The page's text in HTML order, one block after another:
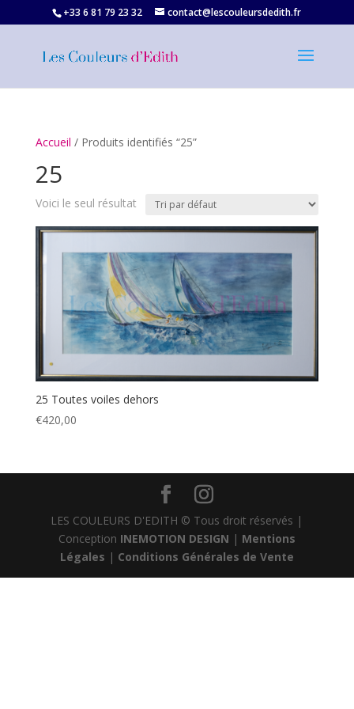
+33 6 81 79 23 32‬ contact@lescouleursdedith.fr
Accueil / Produits identifiés “25”
25
Voici le seul résultat
25 Toutes voiles dehors
€420,00
LES COULEURS D'EDITH © Tous droit réservés |
Conception INEMOTION DESIGN | Mentions
Légales | Conditions Générales de Vente